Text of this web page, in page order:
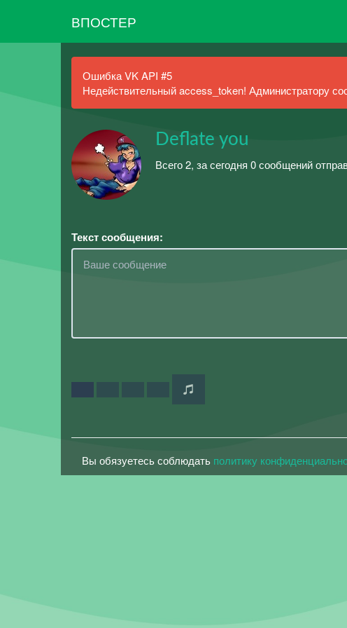
ВПОСТЕР
Ошибка VK API #5
Недействительный access_token! Администратору
Deflate you
Всего 2, за сегодня 0 сообщений
Текст сообщения:
Вы обязуетесь соблюдать политику